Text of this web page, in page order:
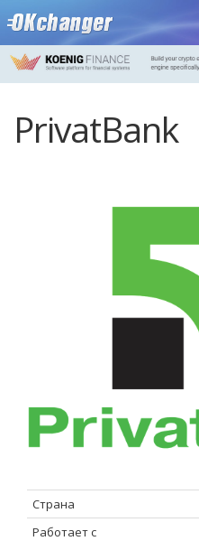
PrivatBank
Страна
Работает с